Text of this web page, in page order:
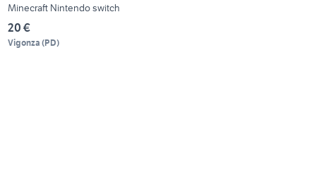
Minecraft Nintendo switch
20 €
Vigonza (PD)